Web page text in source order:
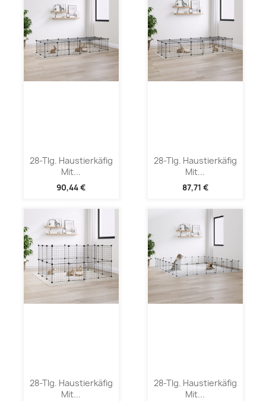
28-Tlg. Haustierkäfig
Mit...
90,44 €
28-Tlg. Haustierkäfig
Mit...
87,71 €
28-Tlg. Haustierkäfig
Mit...
28-Tlg. Haustierkäfig
Mit...